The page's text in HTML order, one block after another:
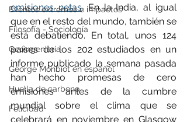
Eventos extremos e impactos
Filosofía - Sociología
Geoingeniería
George Monbiot en español
Huella de carbono
Felicidad
emisiones netas. En la India, al igual
que en el resto del mundo, también se
está debatiendo. En total, unos 124
países de los 202 estudiados en un
informe publicado la semana pasada
han hecho promesas de cero
emisiones antes de la cumbre
mundial sobre el clima que se
celebrará en noviembre en Glasgow